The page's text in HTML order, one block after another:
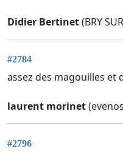
Didier Bertinet(BRY
#2784
assez des magouilles et
laurent morinet
#2796